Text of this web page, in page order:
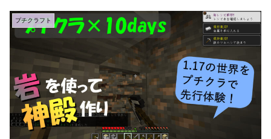
プチクラフト